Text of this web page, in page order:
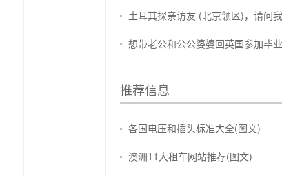
土耳其探亲访友 (北京领区)，请问
想带老公和公公婆婆回英国参加毕
推荐信息
各国电压和插头标准大全(图文)
澳洲11大租车网站推荐(图文)